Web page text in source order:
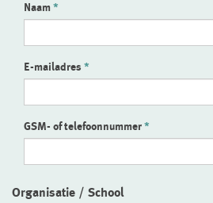
Naam
E-mailadres
GSM- of telefoonnummer
Organisatie / School